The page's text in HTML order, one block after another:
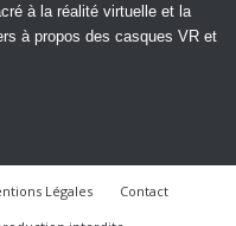
à la réalité virtuelle et la
à propos des casques VR et
Légales
Contact